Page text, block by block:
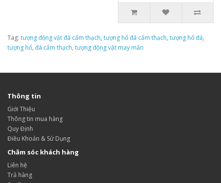
Tag: tượng động vật đá cẩm thạch, tượng hổ đá cẩm thạch, tượng hổ đá,
tượng hổ, đá cẩm thạch, tượng động vật may mắn
Thông tin
Giới Thiệu
Thông tin mua hàng
Quy Định
Điều Khoản & Sử Dụng
Chăm sóc khách hàng
Liên hệ
Trả hàng